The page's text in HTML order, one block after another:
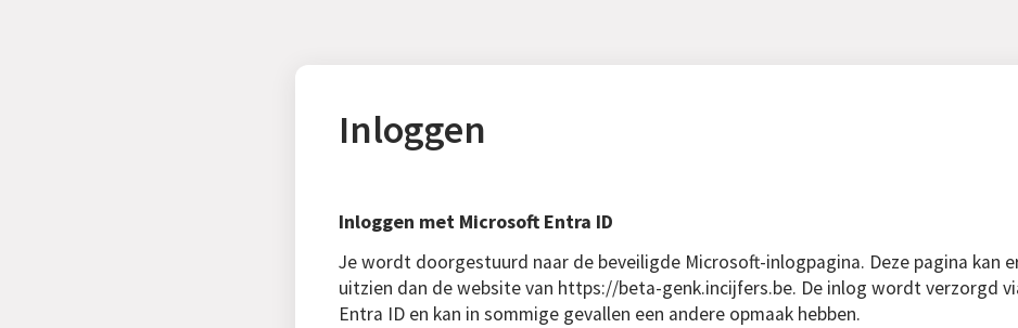
Inloggen
Inloggen met Microsoft Entra ID
Je wordt doorgestuurd naar de beveiligde Microsoft-inlogpagina. Deze pagina kan
uitzien dan de website van https://beta-genk.incijfers.be. De inlog wordt verzorgd
Entra ID en kan in sommige gevallen een andere opmaak hebben.